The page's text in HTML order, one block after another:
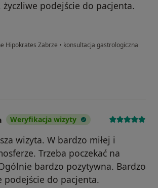
życzliwe podejście do pacjenta.
Hipokrates Zabrze • konsultacja gastrologiczna
M. Wroński
Weryfikacja wizyty
wizyta. W bardzo miłej i
Trzeba poczekać na
bardzo pozytywna. Bardzo
podejście do pacjenta.